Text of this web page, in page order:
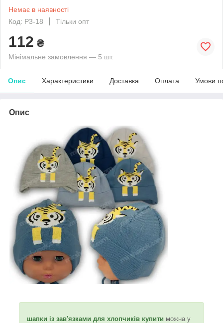
Немає в наявності
Код: P3-18
Тільки опт
112 ₴
Мінімальне замовлення — 5 шт.
Опис Характеристики Доставка Оплата Умови
Опис
шапки із зав'язками для хлопчиків купити можна у